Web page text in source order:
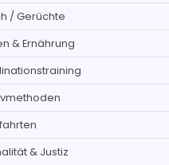
/ Gerüchte
& Ernährung
& Justiz